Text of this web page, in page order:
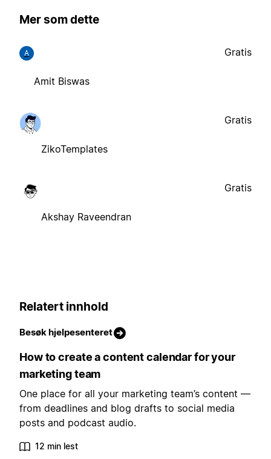
Mer som dette
A
Amit Biswas
Gratis
ZikoTemplates
Gratis
Akshay Raveendran
Gratis
Relatert innhold
Besøk hjelpesenteret
How to create a content calendar for your
marketing team
One place for all your marketing team’s content —
from deadlines and blog drafts to social media
posts and podcast audio.
12 min lest